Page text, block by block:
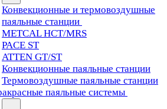
Конвекционные и термовоздушные
паяльные станции
METCAL HCT/MRS
PACE ST
ATTEN GT/ST
Конвекционные паяльные станции
Термовоздушные паяльные станции
паяльные системы